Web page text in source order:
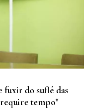
fuxir do suflé das
require tempo"